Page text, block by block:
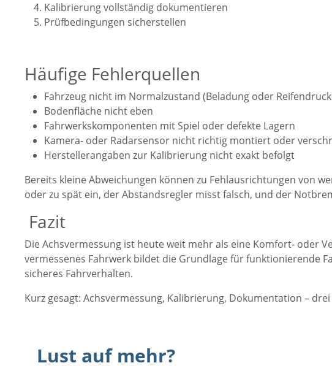
Kalibrierung vollständig dokumentieren
Prüfbedingungen sicherstellen
Häufige Fehlerquellen
Fahrzeug nicht im Normalzustand (Beladung oder
Bodenfläche nicht eben
Fahrwerkskomponenten mit Spiel oder defekte Lagern
Kamera- oder Radarsensor nicht richtig montiert oder
Herstellerangaben zur Kalibrierung nicht exakt befolgt
Bereits kleine Abweichungen können zu Fehlausrichtungen von
oder zu spät ein, der Abstandsregler misst falsch, und der
Fazit
Die Achsvermessung ist heute weit mehr als eine Komfort- oder
vermessenes Fahrwerk bildet die Grundlage für funktionierende
sicheres Fahrverhalten.
Kurz gesagt: Achsvermessung, Kalibrierung, Dokumentation –
Lust auf mehr?